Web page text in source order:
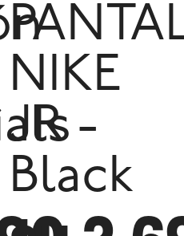
NIKE
JR -
Black